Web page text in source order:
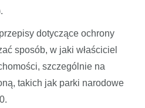
dotyczące ochrony
sposób, w jaki właściciel
szczególnie na
takich jak parki narodowe